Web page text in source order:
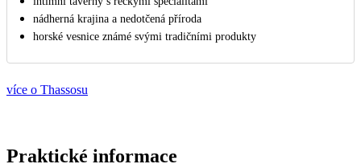
nádherná krajina a nedotčená příroda
horské vesnice známé svými tradičními produkty
více o Thassosu
Praktické informace